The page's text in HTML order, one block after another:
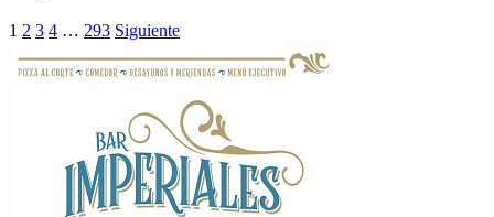
1 2 3 4 … 293 Siguiente